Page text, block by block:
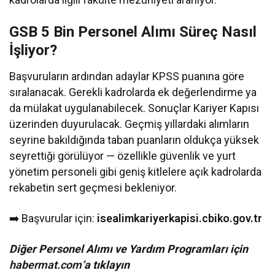
GSB 5 Bin Personel Alımı Süreç Nasıl
İşliyor?
Başvuruların ardından adaylar KPSS puanına göre
sıralanacak. Gerekli kadrolarda ek değerlendirme ya
da mülakat uygulanabilecek. Sonuçlar Kariyer Kapısı
üzerinden duyurulacak. Geçmiş yıllardaki alımların
seyrine bakıldığında taban puanların oldukça yüksek
seyrettiği görülüyor — özellikle güvenlik ve yurt
yönetim personeli gibi geniş kitlelere açık kadrolarda
rekabetin sert geçmesi bekleniyor.
➡️ Başvurular için: isealimkariyerkapisi.cbiko.gov.tr
Diğer Personel Alımı ve Yardım Programları için
habermat.com‘a tıklayın